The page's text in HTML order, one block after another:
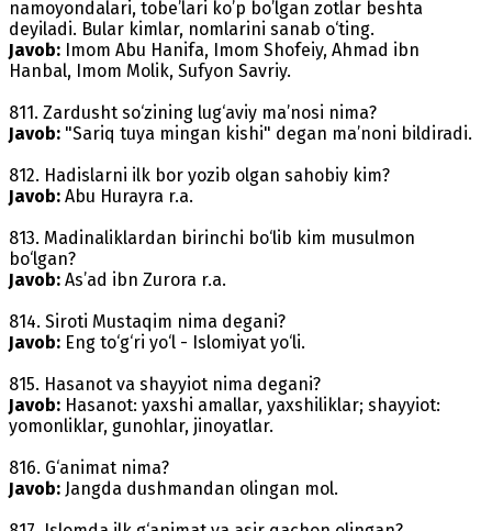
namoyondalari, tobe’lari ko’p bo’lgan zotlar beshta
deyiladi. Bular kimlar, nomlarini sanab o‘ting.
Javob: Imom Abu Hanifa, Imom Shofeiy, Ahmad ibn
Hanbal, Imom Molik, Sufyon Savriy.
811. Zardusht so‘zining lug‘aviy ma’nosi nima?
Javob: "Sariq tuya mingan kishi" degan ma’noni bildiradi.
812. Hadislarni ilk bor yozib olgan sahobiy kim?
Javob: Abu Hurayra r.a.
813. Madinaliklardan birinchi bo‘lib kim musulmon
bo‘lgan?
Javob: As’ad ibn Zurora r.a.
814. Siroti Mustaqim nima degani?
Javob: Eng to‘g‘ri yo‘l - Islomiyat yo‘li.
815. Hasanot va shayyiot nima degani?
Javob: Hasanot: yaxshi amallar, yaxshiliklar; shayyiot:
yomonliklar, gunohlar, jinoyatlar.
816. G‘animat nima?
Javob: Jangda dushmandan olingan mol.